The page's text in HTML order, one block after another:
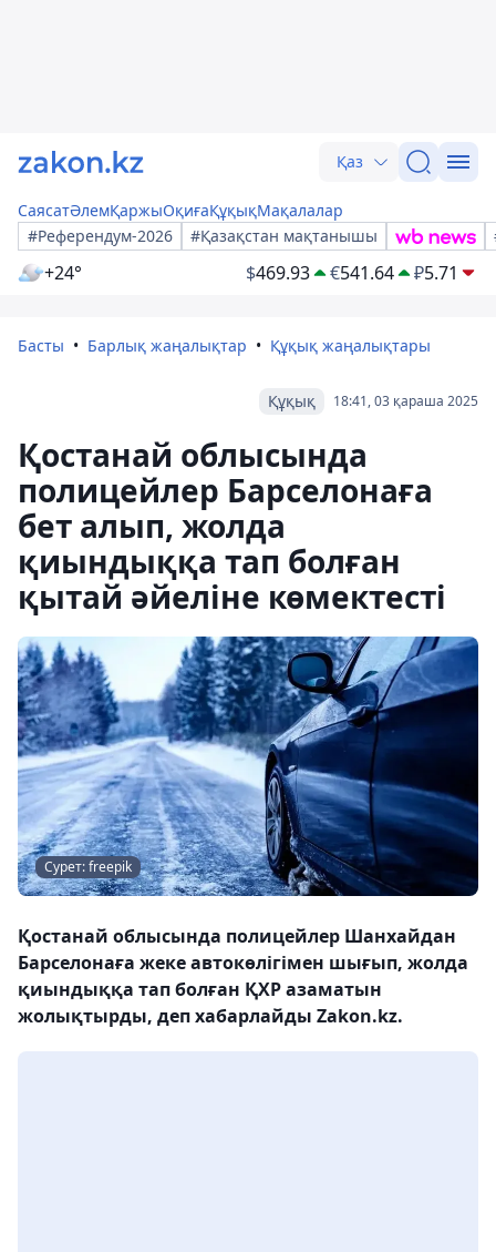
Қаз
СаясатӘлемҚаржыОқиғаҚұқықМақалалар
#Референдум-2026
#Қазақстан мақтанышы
+24° $469.93 €541.64 ₽5.71
Басты Барлық жаңалықтар Құқық жаңалықтары
18:41, 03 қараша 2025
Құқық
Қостанай облысында
полицейлер Барселонаға
бет алып, жолда
қиындыққа тап болған
қытай әйеліне көмектесті
Сурет: freepik
Қостанай облысында полицейлер Шанхайдан
Барселонаға жеке автокөлігімен шығып, жолда
қиындыққа тап болған ҚХР азаматын
жолықтырды, деп хабарлайды Zakon.kz.